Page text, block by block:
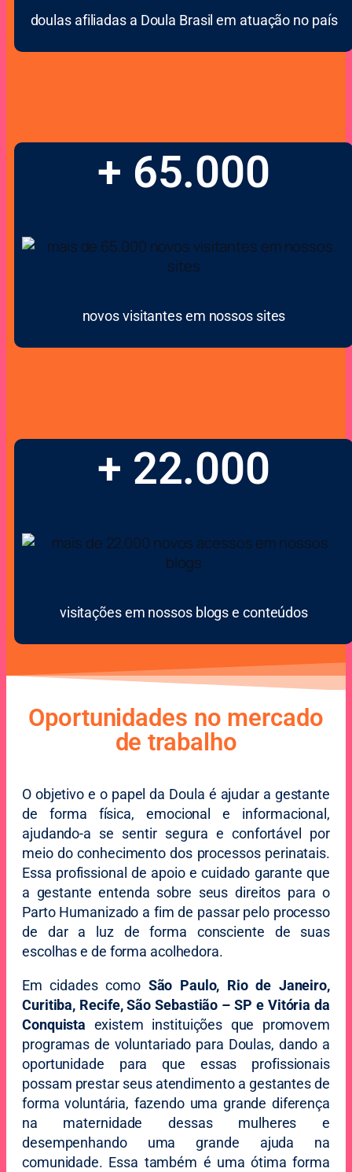
doulas afiliadas a Doula Brasil em atuação no país
+ 65.000
novos visitantes em nossos sites
+ 22.000
visitações em nossos blogs e conteúdos
Oportunidades no mercado
de trabalho
O objetivo e o papel da Doula é ajudar a gestante
de forma física, emocional e informacional,
ajudando-a se sentir segura e confortável por
meio do conhecimento dos processos perinatais.
Essa profissional de apoio e cuidado garante que
a gestante entenda sobre seus direitos para o
Parto Humanizado a fim de passar pelo processo
de dar a luz de forma consciente de suas
escolhas e de forma acolhedora.
Em cidades comoSão Paulo, Rio de Janeiro,
Curitiba, Recife, São Sebastião – SP e Vitória da
Conquista existem instituições que promovem
programas de voluntariado para Doulas, dando a
oportunidade para que essas profissionais
possam prestar seus atendimento a gestantes de
forma voluntária, fazendo uma grande diferença
na maternidade dessas mulheres e
desempenhando uma grande ajuda na
comunidade. Essa também é uma ótima forma